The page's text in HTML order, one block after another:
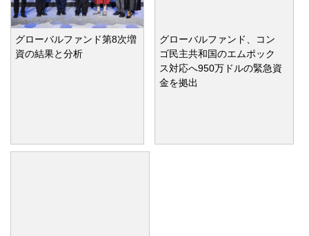
グローバルファンド第8次増
資の結果と分析
グローバルファンド、コン
ゴ民主共和国のエムポック
ス対応へ950万ドルの緊急資
金を拠出